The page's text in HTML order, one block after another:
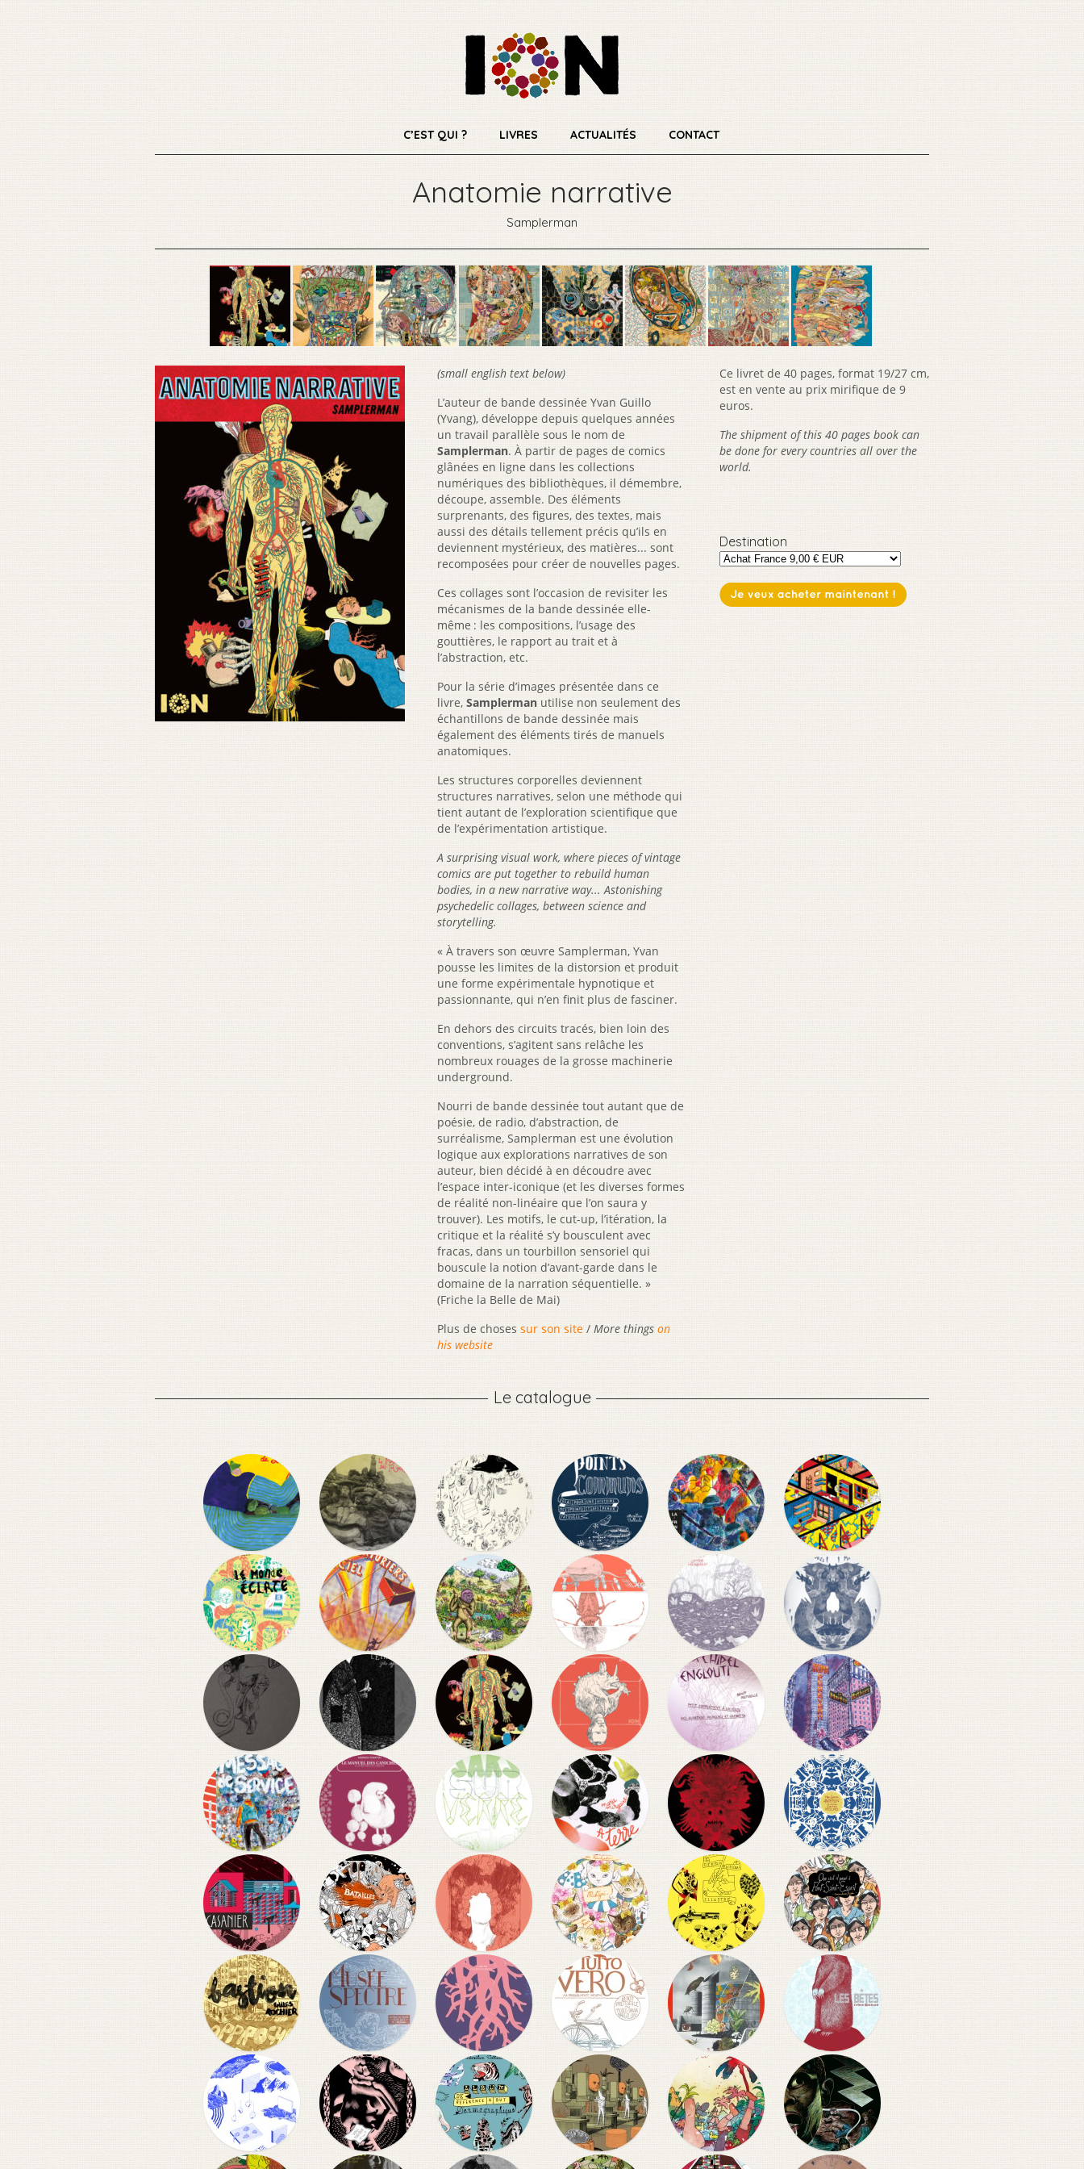
CONTACT
ACTUALITÉS
LIVRES
C’EST QUI ?
Anatomie narrative
Samplerman
Ce livret de 40 pages, format 19/27 cm,
est en vente au prix mirifique de 9
euros.
The shipment of this 40 pages book can
be done for every countries all over the
world.
Destination
(small english text below)
L’auteur de bande dessinée Yvan Guillo
(Yvang), développe depuis quelques années
un travail parallèle sous le nom de
Samplerman. À partir de pages de comics
glânées en ligne dans les collections
numériques des bibliothèques, il démembre,
découpe, assemble. Des éléments
surprenants, des figures, des textes, mais
aussi des détails tellement précis qu’ils en
deviennent mystérieux, des matières... sont
recomposées pour créer de nouvelles pages.
Ces collages sont l’occasion de revisiter les
mécanismes de la bande dessinée elle-
même : les compositions, l’usage des
gouttières, le rapport au trait et à
l’abstraction, etc.
Pour la série d’images présentée dans ce
livre, Samplerman utilise non seulement des
échantillons de bande dessinée mais
également des éléments tirés de manuels
anatomiques.
Les structures corporelles deviennent
structures narratives, selon une méthode qui
tient autant de l’exploration scientifique que
de l’expérimentation artistique.
A surprising visual work, where pieces of vintage
comics are put together to rebuild human
bodies, in a new narrative way... Astonishing
psychedelic collages, between science and
storytelling.
« À travers son œuvre Samplerman, Yvan
pousse les limites de la distorsion et produit
une forme expérimentale hypnotique et
passionnante, qui n’en finit plus de fasciner.
En dehors des circuits tracés, bien loin des
conventions, s’agitent sans relâche les
nombreux rouages de la grosse machinerie
underground.
Nourri de bande dessinée tout autant que de
poésie, de radio, d’abstraction, de
surréalisme, Samplerman est une évolution
logique aux explorations narratives de son
auteur, bien décidé à en découdre avec
l’espace inter-iconique (et les diverses formes
de réalité non-linéaire que l’on saura y
trouver). Les motifs, le cut-up, l’itération, la
critique et la réalité s’y bousculent avec
fracas, dans un tourbillon sensoriel qui
bouscule la notion d’avant-garde dans le
domaine de la narration séquentielle. »
(Friche la Belle de Mai)
Plus de choses sur son site / More things on
his website
Le catalogue